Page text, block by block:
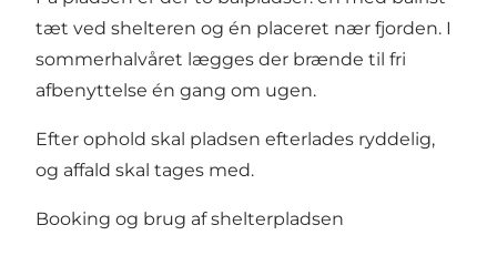
tæt ved shelteren og én placeret nær fjorden. I
sommerhalvåret lægges der brænde til fri
afbenyttelse én gang om ugen.
Efter ophold skal pladsen efterlades ryddelig,
og affald skal tages med.
Booking og brug af shelterpladsen